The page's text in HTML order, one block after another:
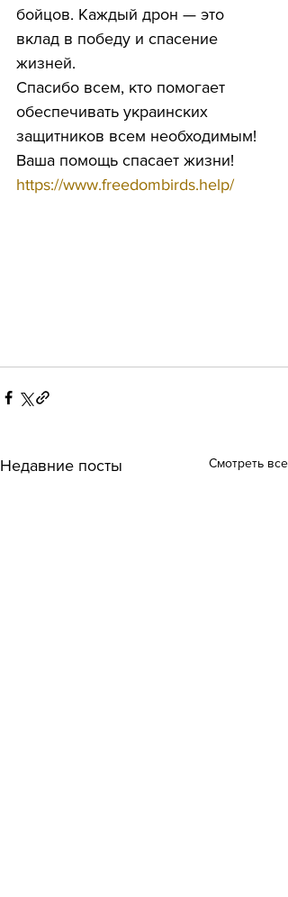
бойцов. Каждый дрон — это
вклад в победу и спасение
жизней.
Спасибо всем, кто помогает
обеспечивать украинских
защитников всем необходимым!
Ваша помощь спасает жизни!
https://www.freedombirds.help/
Недавние посты Смотреть все